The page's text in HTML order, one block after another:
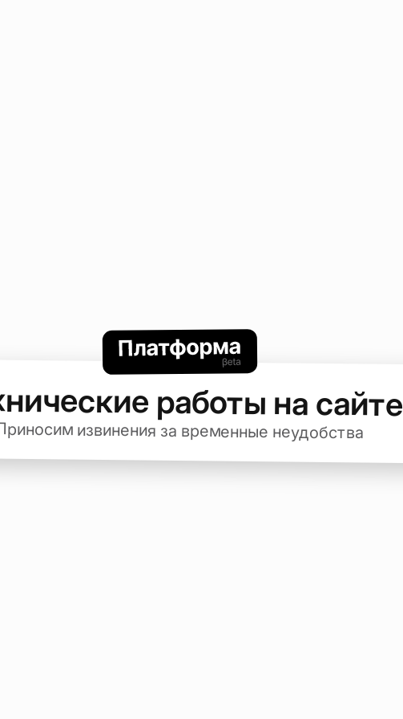
работы на сайте
извинения за временные неудобства